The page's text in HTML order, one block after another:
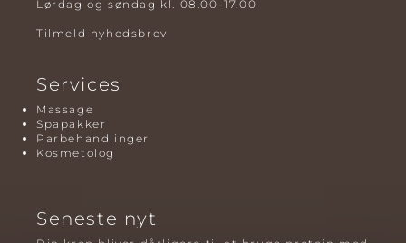
Lørdag og søndag kl. 08.00-17.00
Tilmeld nyhedsbrev
Services
Massage
Spapakker
Parbehandlinger
Kosmetolog
Seneste nyt